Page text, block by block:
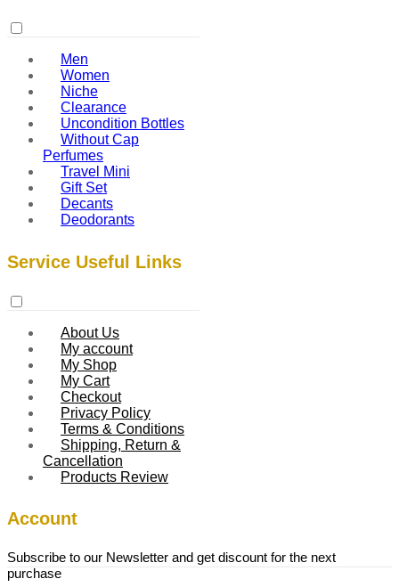
Men
Women
Niche
Clearance
Uncondition Bottles
Without Cap
Perfumes
Travel Mini
Gift Set
Decants
Deodorants
Service Useful Links
About Us
My account
My Shop
My Cart
Checkout
Privacy Policy
Terms & Conditions
Shipping, Return &
Cancellation
Products Review
Account
Subscribe to our Newsletter and get discount for the next
purchase